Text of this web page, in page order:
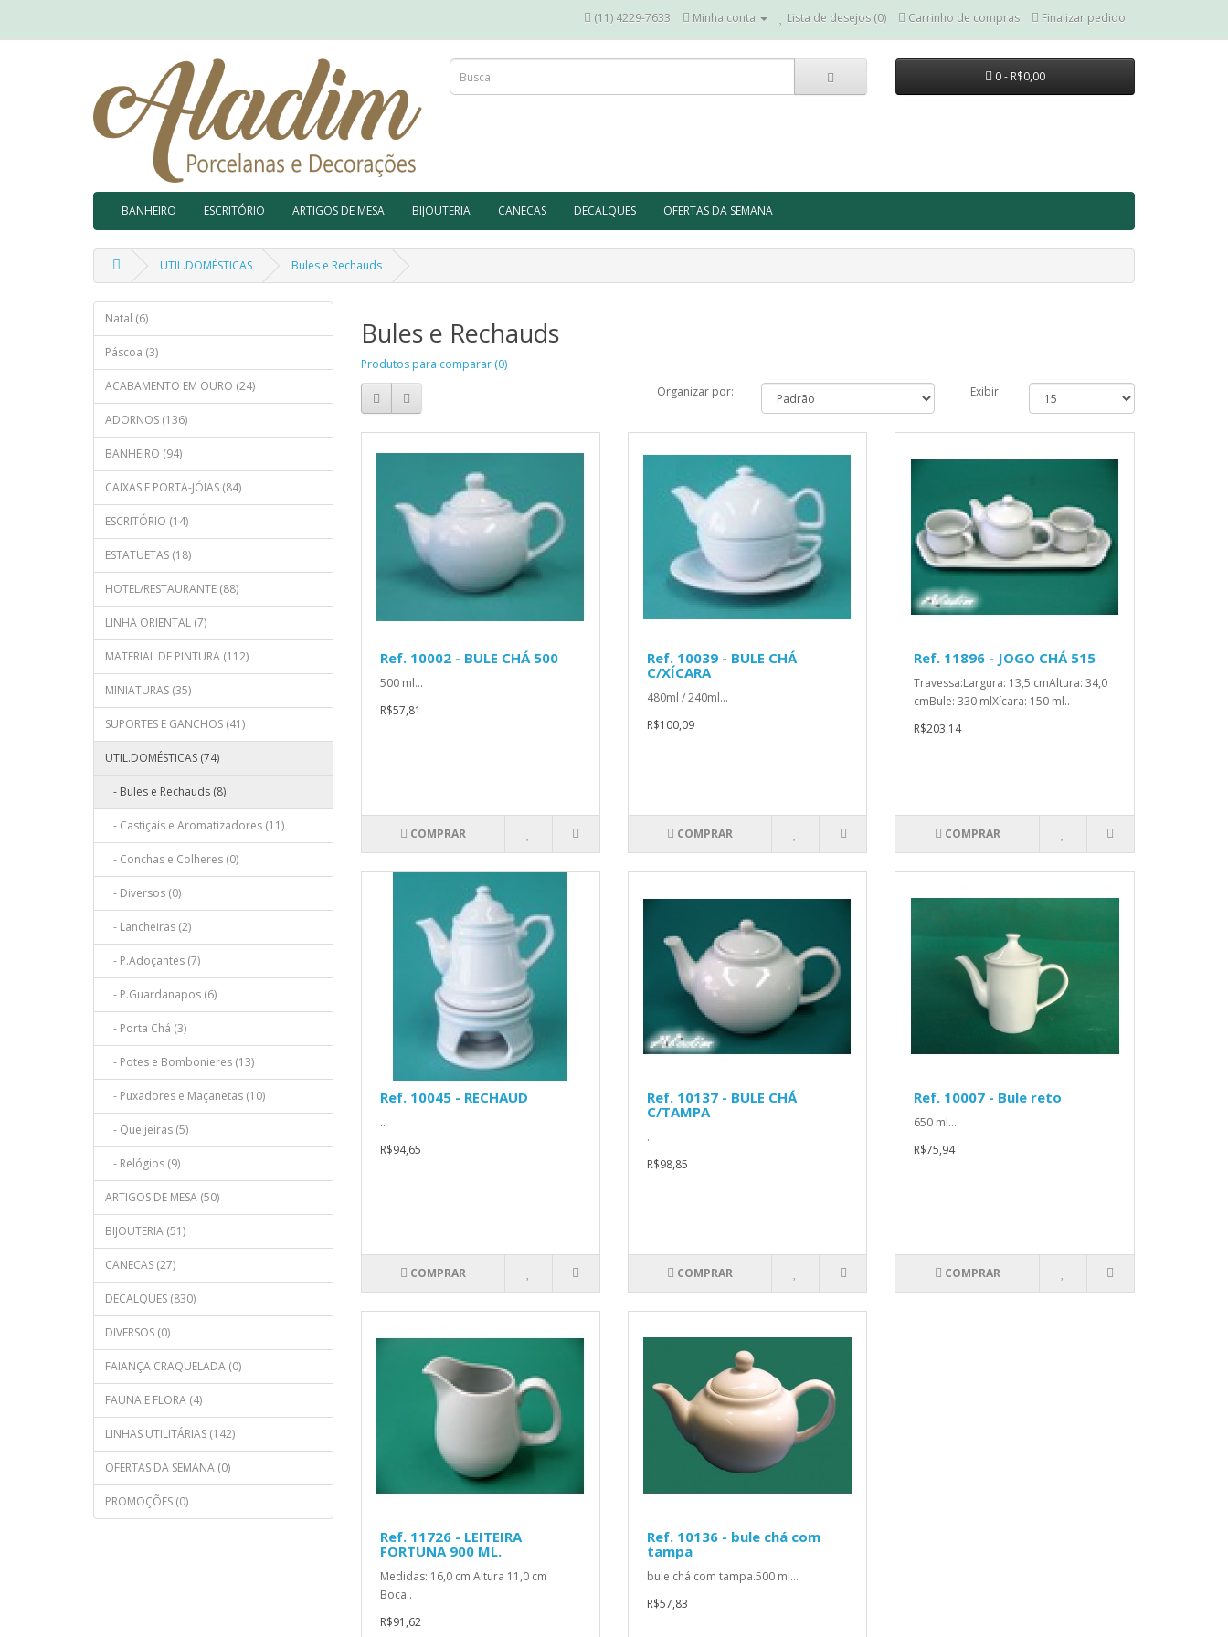
(11) 4229-7633 Minha conta Lista de desejos (0) Carrinho de compras Finalizar pedido
0 - R$0,00
BANHEIRO ESCRITÓRIO ARTIGOS DE MESA BIJOUTERIA CANECAS DECALQUES OFERTAS DA SEMANA
UTIL.DOMÉSTICAS Bules e Rechauds
Natal (6)
Páscoa (3)
ACABAMENTO EM OURO (24)
ADORNOS (136)
BANHEIRO (94)
CAIXAS E PORTA-JÓIAS (84)
ESCRITÓRIO (14)
ESTATUETAS (18)
HOTEL/RESTAURANTE (88)
LINHA ORIENTAL (7)
MATERIAL DE PINTURA (112)
MINIATURAS (35)
SUPORTES E GANCHOS (41)
UTIL.DOMÉSTICAS (74)
- Bules e Rechauds (8)
- Castiçais e Aromatizadores (11)
- Conchas e Colheres (0)
- Diversos (0)
- Lancheiras (2)
- P.Adoçantes (7)
- P.Guardanapos (6)
- Porta Chá (3)
- Potes e Bombonieres (13)
- Puxadores e Maçanetas (10)
- Queijeiras (5)
- Relógios (9)
ARTIGOS DE MESA (50)
BIJOUTERIA (51)
CANECAS (27)
DECALQUES (830)
DIVERSOS (0)
FAIANÇA CRAQUELADA (0)
FAUNA E FLORA (4)
LINHAS UTILITÁRIAS (142)
OFERTAS DA SEMANA (0)
PROMOÇÕES (0)
Bules e Rechauds
Produtos para comparar (0)
Organizar por:
Exibir:
Ref. 10002 - BULE CHÁ 500
500 ml...
R$57,81
COMPRAR
Ref. 10039 - BULE CHÁ
C/XÍCARA
480ml / 240ml...
R$100,09
COMPRAR
Ref. 11896 - JOGO CHÁ 515
Travessa:Largura: 13,5 cmAltura: 34,0
cmBule: 330 mlXícara: 150 ml..
R$203,14
COMPRAR
Ref. 10045 - RECHAUD
..
R$94,65
COMPRAR
Ref. 10137 - BULE CHÁ
C/TAMPA
..
R$98,85
COMPRAR
Ref. 10007 - Bule reto
650 ml...
R$75,94
COMPRAR
Ref. 11726 - LEITEIRA
FORTUNA 900 ML.
Medidas: 16,0 cm Altura 11,0 cm
Boca..
R$91,62
Ref. 10136 - bule chá com
tampa
bule chá com tampa.500 ml...
R$57,83